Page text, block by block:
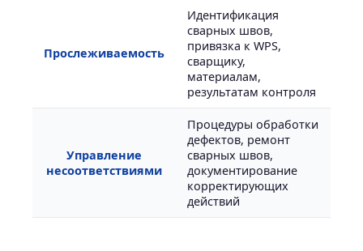
Прослеживаемость
Идентификация
сварных швов,
привязка к WPS,
сварщику,
материалам,
результатам контроля
Управление
несоответствиями
Процедуры обработки
дефектов, ремонт
сварных швов,
документирование
корректирующих
действий